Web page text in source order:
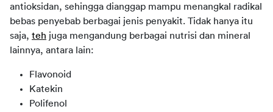
antioksidan, sehingga dianggap mampu menangkal radikal
bebas penyebab berbagai jenis penyakit. Tidak hanya itu
saja, teh juga mengandung berbagai nutrisi dan mineral
lainnya, antara lain:
Flavonoid
Katekin
Polifenol